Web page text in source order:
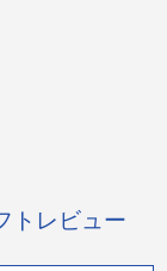
トレビュー